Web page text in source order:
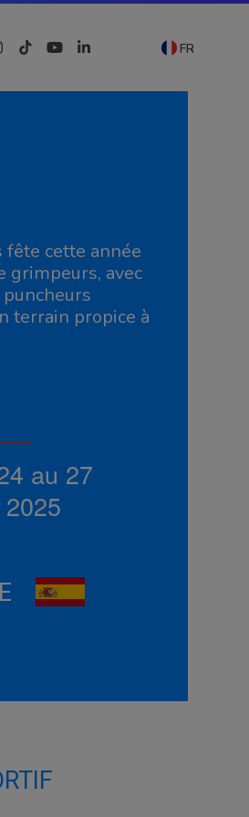
TiktokYouTubeLinkedIn FR
fête cette année
grimpeurs, avec
terrain propice à
au 27